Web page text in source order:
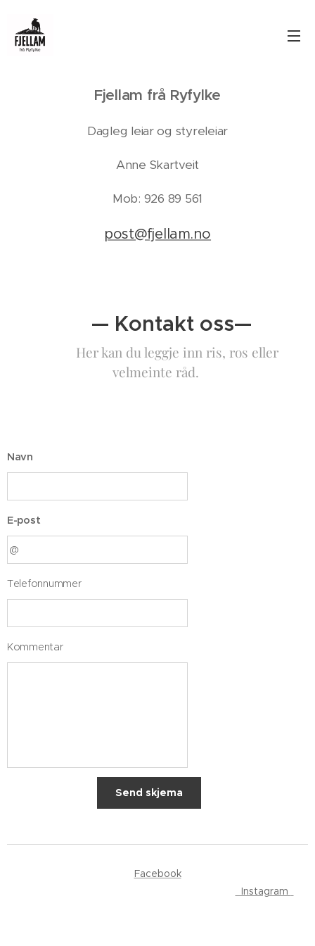
Fjellam frå Ryfylke
Dagleg leiar og styreleiar
Anne Skartveit
Mob: 926 89 561
post@fjellam.no
— Kontakt oss—
Her kan du leggje inn ris, ros eller
velmeinte råd.
Navn
E-post
Telefonnummer
Kommentar
Send skjema
Facebook
Instagram